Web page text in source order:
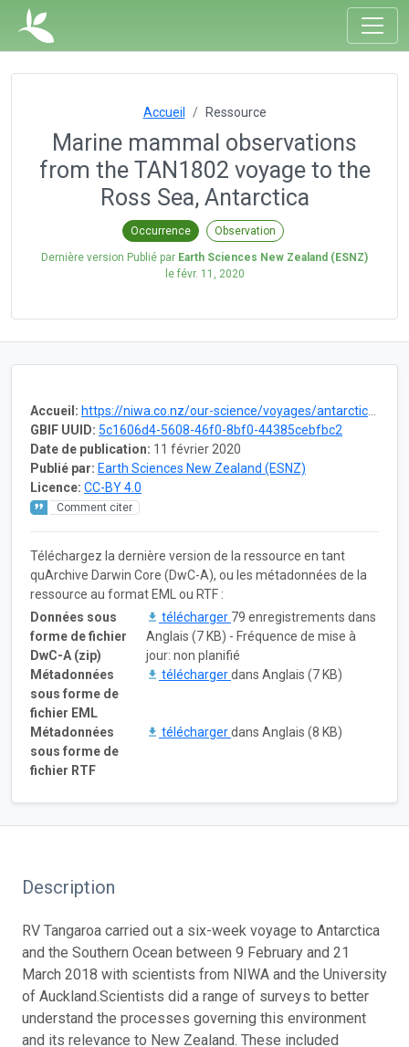
Accueil Ressource
Marine mammal observations
from the TAN1802 voyage to the
Ross Sea, Antarctica
Occurrence Observation
Dernière version Publié par Earth Sciences New Zealand (ESNZ)
le févr. 11, 2020
Accueil: https://niwa.co.nz/our-science/voyages/antarctica-2018
GBIF UUID: 5c1606d4-5608-46f0-8bf0-44385cebfbc2
Date de publication: 11 février 2020
Publié par: Earth Sciences New Zealand (ESNZ)
Licence: CC-BY 4.0
Comment citer
Téléchargez la dernière version de la ressource en tant
quArchive Darwin Core (DwC-A), ou les métadonnées de la
ressource au format EML ou RTF :
Données sous
forme de fichier
DwC-A (zip)
télécharger 79 enregistrements dans
Anglais (7 KB) - Fréquence de mise à
jour: non planifié
Métadonnées
sous forme de
fichier EML
téléchargerdans Anglais (7 KB)
Métadonnées
sous forme de
fichier RTF
téléchargerdans Anglais (8 KB)
Description
RV Tangaroa carried out a six-week voyage to Antarctica
and the Southern Ocean between 9 February and 21
March 2018 with scientists from NIWA and the University
of Auckland.Scientists did a range of surveys to better
understand the processes governing this environment
and its relevance to New Zealand. These included